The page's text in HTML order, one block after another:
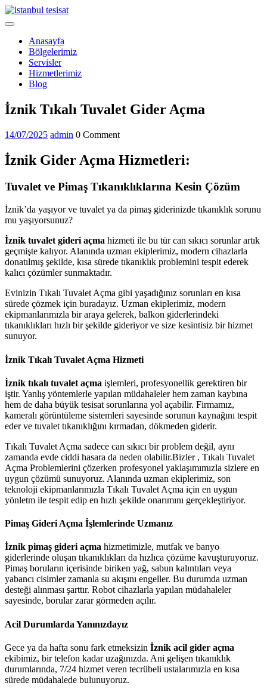
Skip
to
Open
Anasayfa
Bölgelerimiz
Servisler
Hizmetlerimiz
Blog
Close
Menu
İznik Tıkalı Tuvalet Gider Açma
14/07/202514/07/2025
admin admin
0 Comment
İznik Gider Açma Hizmetleri:
Tuvalet ve Pimaş Tıkanıklıklarına Kesin Çözüm
İznik’da yaşıyor ve tuvalet ya da pimaş giderinizde tıkanıklık sorunu
mu yaşıyorsunuz?
İznik tuvalet gideri açma hizmeti ile bu tür can sıkıcı sorunlar artık
geçmişte kalıyor. Alanında uzman ekiplerimiz, modern cihazlarla
donatılmış şekilde, kısa sürede tıkanıklık problemini tespit ederek
kalıcı çözümler sunmaktadır.
Evinizin Tıkalı Tuvalet Açma gibi yaşadığınız sorunları en kısa
sürede çözmek için buradayız. Uzman ekiplerimiz, modern
ekipmanlarımızla bir araya gelerek, balkon giderlerindeki
tıkanıklıkları hızlı bir şekilde gideriyor ve size kesintisiz bir hizmet
sunuyor.
İznik Tıkalı Tuvalet Açma Hizmeti
İznik tıkalı tuvalet açma işlemleri, profesyonellik gerektiren bir
iştir. Yanlış yöntemlerle yapılan müdahaleler hem zaman kaybına
hem de daha büyük tesisat sorunlarına yol açabilir. Firmamız,
kameralı görüntüleme sistemleri sayesinde sorunun kaynağını tespit
eder ve tuvalet tıkanıklığını kırmadan, dökmeden giderir.
Tıkalı Tuvalet Açma sadece can sıkıcı bir problem değil, aynı
zamanda evde ciddi hasara da neden olabilir.Bizler , Tıkalı Tuvalet
Açma Problemlerini çözerken profesyonel yaklaşımımızla sizlere en
uygun çözümü sunuyoruz. Alanında uzman ekiplerimiz, son
teknoloji ekipmanlarımızla Tıkalı Tuvalet Açma için en uygun
yönletm ile tespit edip en hızlı şekilde onarımını gerçekleştiriyor.
Pimaş Gideri Açma İşlemlerinde Uzmanız
İznik pimaş gideri açma hizmetimizle, mutfak ve banyo
giderlerinde oluşan tıkanıklıkları da hızlıca çözüme kavuşturuyoruz.
Pimaş boruların içerisinde biriken yağ, sabun kalıntıları veya
yabancı cisimler zamanla su akışını engeller. Bu durumda uzman
desteği alınması şarttır. Robot cihazlarla yapılan müdahaleler
sayesinde, borular zarar görmeden açılır.
Acil Durumlarda Yanınızdayız
Gece ya da hafta sonu fark etmeksizin İznik acil gider açma
ekibimiz, bir telefon kadar uzağınızda. Ani gelişen tıkanıklık
durumlarında, 7/24 hizmet veren tecrübeli ustalarımızla en kısa
sürede müdahalede bulunuyoruz.